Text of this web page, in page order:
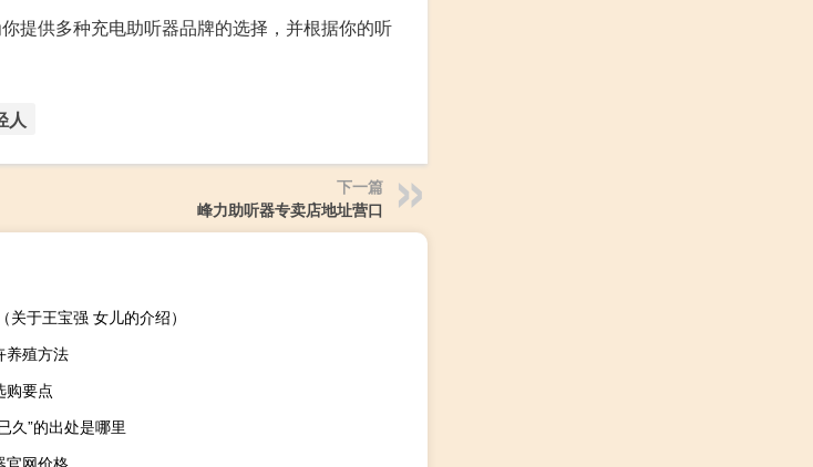
提供多种充电助听器品牌的选择，并根据你的听
人
下一篇
峰力助听器专卖店地址营口
关于王宝强 女儿的介绍）
养殖方法
购要点
久”的出处是哪里